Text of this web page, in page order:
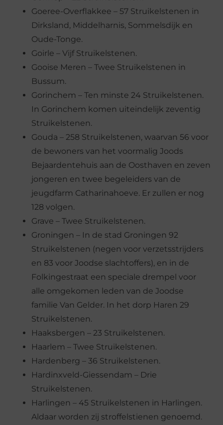
Goeree-Overflakkee – 57 Struikelstenen in
Dirksland, Middelharnis, Sommelsdijk en
Oude-Tonge.
Goirle – Vijf Struikelstenen.
Gooise Meren – Twee Struikelstenen in
Bussum.
Gorinchem – Ten minste 24 Struikelstenen.
In Gorinchem komen uiteindelijk zeventig
Struikelstenen.
Gouda – 258 Struikelstenen, waarvan 56 voor
de bewoners van het voormalig Joods
Bejaardentehuis aan de Oosthaven en zeven
jongeren en twee begeleiders van de
jeugdfarm Catharinahoeve. Er zullen er nog
128 volgen.
Grave – Twee Struikelstenen.
Groningen – In de stad Groningen 92
Struikelstenen (negen voor verzetsstrijders
en 83 voor Joodse slachtoffers), en in de
Folkingestraat een speciale drempel voor
alle omgekomen leden van de Joodse
familie Van Gelder. In het dorp Haren 29
Struikelstenen.
Haaksbergen – 23 Struikelstenen.
Haarlem – Twee Struikelstenen.
Hardenberg – 36 Struikelstenen.
Hardinxveld-Giessendam – Drie
Struikelstenen.
Harlingen – 45 Struikelstenen in Harlingen.
Aldaar worden zij stroffelstienen genoemd.